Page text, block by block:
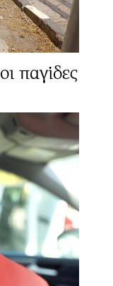
παγίδες